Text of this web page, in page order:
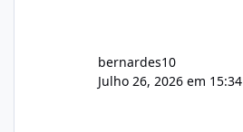
bernardes10
Julho 26, 2026 em 15:34